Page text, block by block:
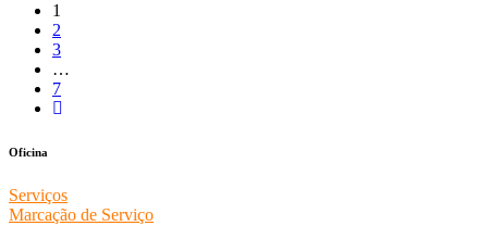
1
2
3
…
7
Oficina
Serviços
Marcação de Serviço